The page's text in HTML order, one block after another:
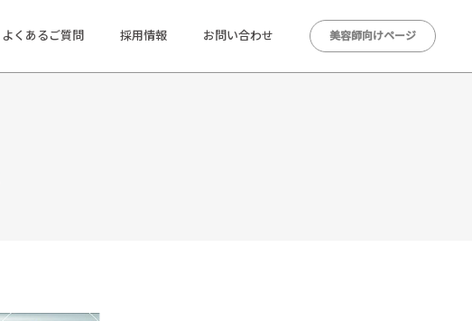
よくあるご質問 採用情報 お問い合わせ 美容師向けページ